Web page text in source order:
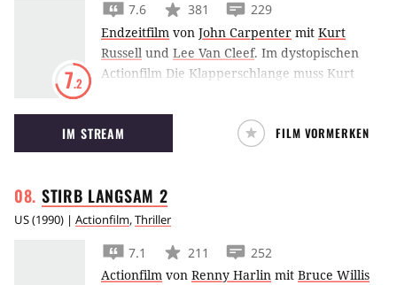
7.2
7.6 381
229
Endzeitfilm von John Carpenter mit Kurt
Russell und Lee Van Cleef. Im dystopischen
Actionfilm Die Klapperschlange muss Kurt
Gefängnis umfunktionierten Manhatten
retten.
IM STREAM FILM VORMERKEN
STIRB LANGSAM 2
US(1990) | Actionfilm,Thriller
7.1 211
252
Actionfilm von Renny Harlin mit Bruce Willis